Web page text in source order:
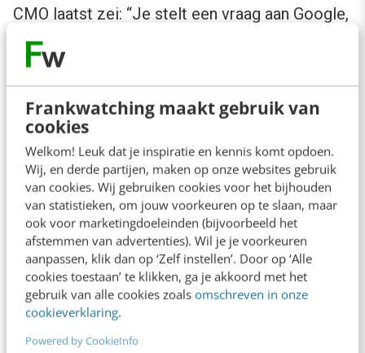
Frankwatching maakt gebruik van
cookies
Welkom! Leuk dat je inspiratie en kennis komt opdoen.
Wij, en derde partijen, maken op onze websites gebruik
van cookies. Wij gebruiken cookies voor het bijhouden
van statistieken, om jouw voorkeuren op te slaan, maar
ook voor marketingdoeleinden (bijvoorbeeld het
afstemmen van advertenties). Wil je je voorkeuren
aanpassen, klik dan op ‘Zelf instellen’. Door op ‘Alle
cookies toestaan’ te klikken, ga je akkoord met het
gebruik van alle cookies zoals omschreven in onze
cookieverklaring.
Powered by CookieInfo
CMO laatst zei: “Je stelt een vraag aan Google,
krijgt het antwoord en je bent dat dus aan het
lezen, ik ben helemaal niet bezig met wie er
rechts staat.” Precies dát is het punt dat ik
graag wil maken.
En let op! Ik zeg zeker niet dat het nooit
waarde heeft om daar te staan, dat zou tekort
door de bocht zijn, maar wel dat we kritischer
mogen zijn.Zichtbaarheidis niet automatisch
iets waard. Het hangt af van het onderwerp, de
betrokkenheid van mensen daarbij, de vraag die
mensen dan invoeren en het antwoord dat
Google geeft.